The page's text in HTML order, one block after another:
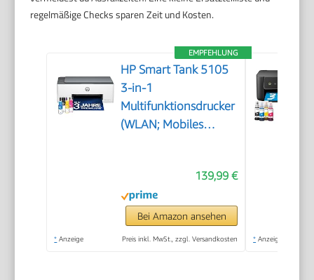
regelmäßige Checks sparen Zeit und Kosten.
EMPFEHLUNG
HP Smart Tank 5105
3-in-1
Multifunktionsdrucker
(WLAN; Mobiles
Jahre Garantie,
großer Tintentank,
hohe Reichweite,
Drucken in hoher
139,99 €
Bei Amazon ansehen
* Anzeige Preis inkl. MwSt., zzgl. Versandkosten * Anzeige